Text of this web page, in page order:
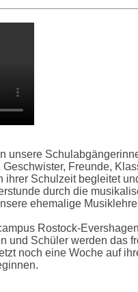
unsere
Freunde,
ihrer Schulzeit begleitet
durch die
ehemalige
Rostock-
und Schüler werden das
noch eine Woche auf